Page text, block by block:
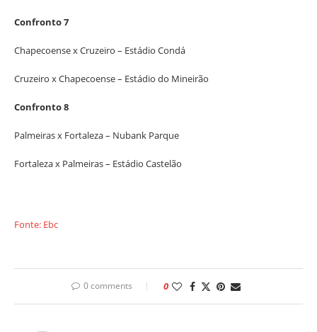
Confronto 7
Chapecoense x Cruzeiro – Estádio Condá
Cruzeiro x Chapecoense – Estádio do Mineirão
Confronto 8
Palmeiras x Fortaleza – Nubank Parque
Fortaleza x Palmeiras – Estádio Castelão
Fonte: Ebc
0 comments 0